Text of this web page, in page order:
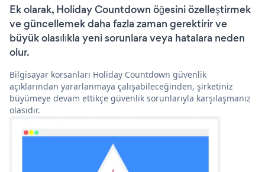
Ek olarak, Holiday Countdown öğesini özelleştirmek
ve güncellemek daha fazla zaman gerektirir ve
büyük olasılıkla yeni sorunlara veya hatalara neden
olur.
Bilgisayar korsanları Holiday Countdown güvenlik
açıklarından yararlanmaya çalışabileceğinden, şirketiniz
büyümeye devam ettikçe güvenlik sorunlarıyla karşılaşmanız
olasıdır.